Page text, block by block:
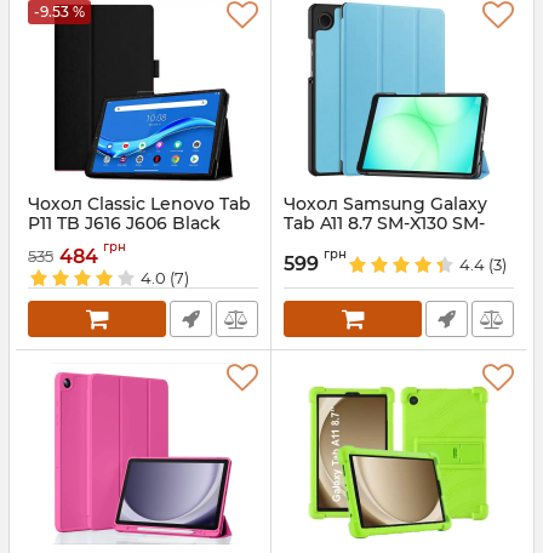
-9.53 %
Чохол Classic Lenovo Tab
P11 TB J616 J606 Black
Артикул:5242
535 484 грн
4.0 (7)
Чохол Samsung Galaxy
Tab A11 8.7 SM-X130 SM-
Артикул: 688184
599 грн
4.4 (3)